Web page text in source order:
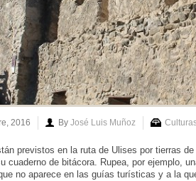
2016 By José Luis Muñoz
previstos en la ruta de Ulises por tierras
cuaderno de bitácora. Rupea, por ejemplo,
no aparece en las guías turísticas y a la